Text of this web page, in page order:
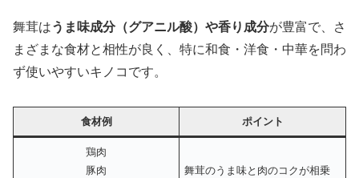
舞茸はうま味成分（グアニル酸）や香り成分が豊富で、さ
まざまな食材と相性が良く、特に和食・洋食・中華を問わ
ず使いやすいキノコです。
食材例 ポイント
鶏肉
豚肉
舞茸のうま味と肉のコクが相乗